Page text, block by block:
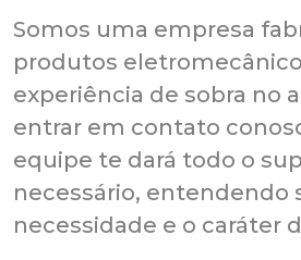
Somos uma empresa
produtos
experiência de sobra no
entrar em contato
equipe te dará todo o
necessário, entendendo
necessidade e o caráter